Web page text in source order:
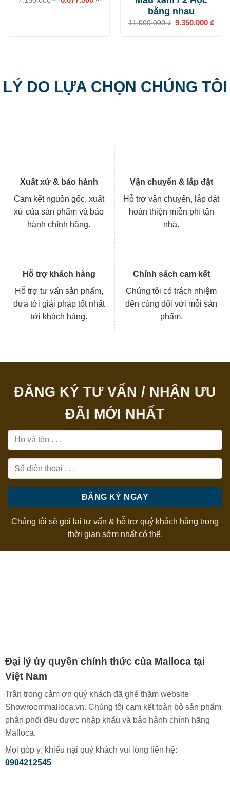
6.077.500 ₫.
bằng nhau
11.000.000₫ Giá
9.350.000 ₫
LÝ DO LỰA CHỌN CHÚNG TÔI
Xuất xứ & bảo hành
Cam kết nguồn gốc, xuất
xứ của sản phẩm và bảo
hành chính hãng.
Vận chuyển & lắp đặt
Hỗ trợ vận chuyển, lắp đặt
hoàn thiện miễn phí tận
nhà.
Hỗ trợ khách hàng
Hỗ trợ tư vấn sản phẩm,
đưa tới giải pháp tốt nhất
tới khách hàng.
Chính sách cam kết
Chúng tôi có trách nhiệm
đến cùng đối với mỗi sản
phẩm.
ĐĂNG KÝ TƯ VẤN / NHẬN ƯU
ĐÃI MỚI NHẤT
Chúng tôi sẽ gọi lại tư vấn & hỗ trợ quý khách hàng trong
thời gian sớm nhất có thể.
Đại lý ủy quyền chính thức của Malloca tại
Việt Nam
Trân trọng cảm ơn quý khách đã ghé thăm website
Showroommalloca.vn. Chúng tôi cam kết toàn bộ sản phẩm
phân phối đều được nhập khẩu và bảo hành chính hãng
Malloca.
Mọi góp ý, khiếu nại quý khách vui lòng liên hệ:
0904212545